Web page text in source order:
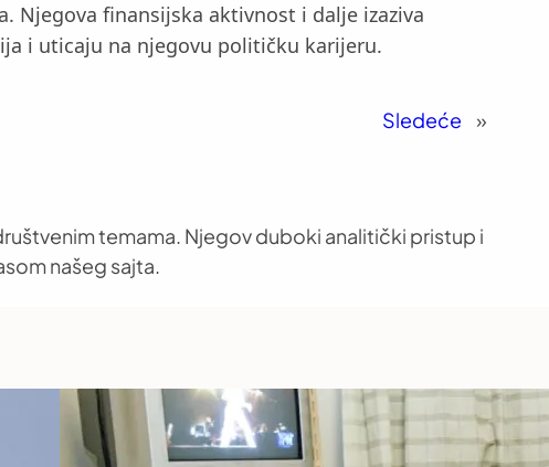
Njegova finansijska aktivnost i dalje izaziva
i uticaju na njegovu političku karijeru.
Sledeće »
temama. Njegov duboki analitički pristup i
našeg sajta.